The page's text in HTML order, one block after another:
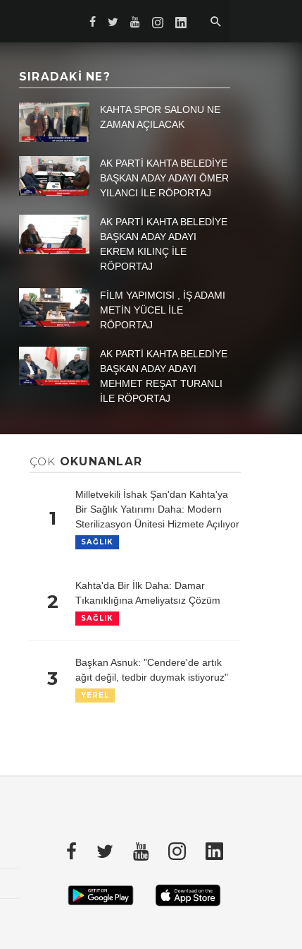
SIRADAKI NE?
KAHTA SPOR SALONU NE
ZAMAN AÇILACAK
AK PARTİ KAHTA BELEDİYE
BAŞKAN ADAY ADAYI ÖMER
YILANCI İLE RÖPORTAJ
AK PARTİ KAHTA BELEDİYE
BAŞKAN ADAY ADAYI
EKREM KILINÇ İLE
RÖPORTAJ
FİLM YAPIMCISI , İŞ ADAMI
METİN YÜCEL İLE
RÖPORTAJ
AK PARTİ KAHTA BELEDİYE
BAŞKAN ADAY ADAYI
MEHMET REŞAT TURANLI
İLE RÖPORTAJ
ÇOK OKUNANLAR
1
Milletvekili İshak Şan'dan Kahta'ya
Bir Sağlık Yatırımı Daha: Modern
Sterilizasyon Ünitesi Hizmete Açılıyor
SAĞLIK
2
Kahta'da Bir İlk Daha: Damar
Tıkanıklığına Ameliyatsız Çözüm
SAĞLIK
3
Başkan Asnuk: "Cendere'de artık
ağıt değil, tedbir duymak istiyoruz"
YEREL